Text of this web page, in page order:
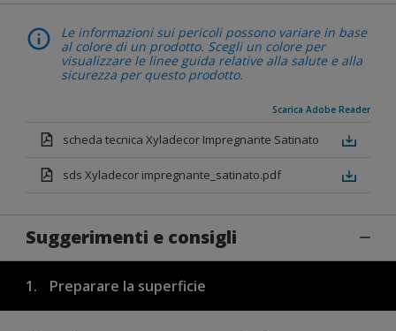
Le informazioni sui pericoli possono variare in base
al colore di un prodotto. Scegli un colore per
visualizzare le linee guida relative alla salute e alla
sicurezza per questo prodotto.
Scarica Adobe Reader
scheda tecnica Xyladecor Impregnante Satinato
sds Xyladecor impregnante_satinato.pdf
Suggerimenti e consigli
1. Preparare la superficie